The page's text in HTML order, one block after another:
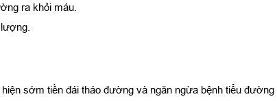
ra khỏi máu.
sớm tiền đái tháo đường và ngăn ngừa bệnh tiểu đường